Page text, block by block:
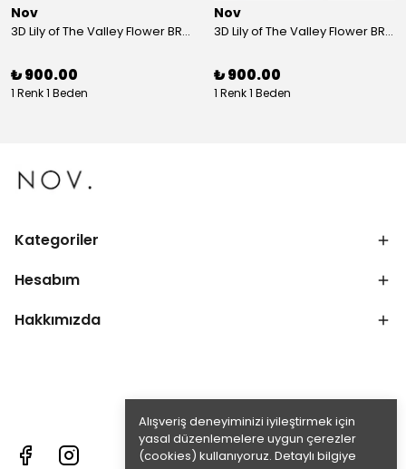
Alışveriş deneyiminizi iyileştirmek için
yasal düzenlemelere uygun çerezler
(cookies) kullanıyoruz. Detaylı bilgiye
Nov
3D Lily of The Valley Flower BRACELET G
₺ 900.00
1 Renk 1 Beden
Nov
3D Lily of The Valley Flower BRACELET S
₺ 900.00
1 Renk 1 Beden
Kategoriler
Hesabım
Hakkımızda